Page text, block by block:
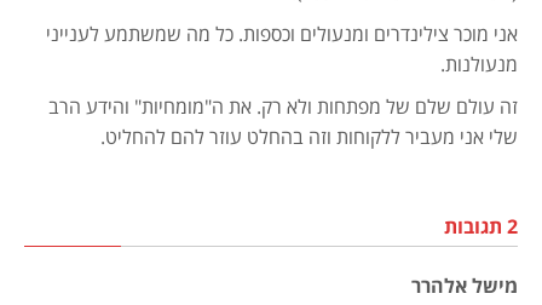
אני מוכר צילינדרים ומנעולים וכספות. כל מה שמשתמע לענייני
מנעולנות.
זה עולם שלם של מפתחות ולא רק. את ה"מומחיות" והידע הרב
שלי אני מעביר ללקוחות וזה בהחלט עוזר להם להחליט.
2 תגובות
מישל אלהרר